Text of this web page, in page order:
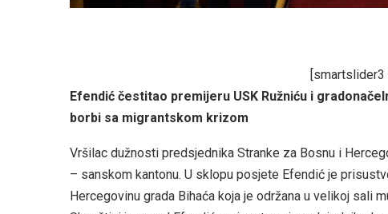
[smartslider3
Efendić čestitao premijeru USK Ružniću i
borbi sa migrantskom krizom
Vršilac dužnosti predsjednika Stranke za Bosnu i
– sanskom kantonu. U sklopu posjete Efendić je
Hercegovinu grada Bihaća koja je održana u velikoj sali